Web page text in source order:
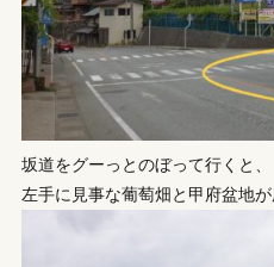
坂道をグーっとのぼって行くと、
左手に見事な葡萄畑と甲府盆地が